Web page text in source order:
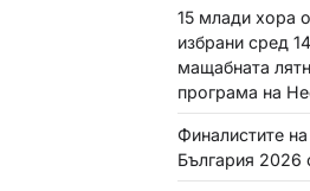
15 млади хора
избрани сред
мащабната
програма на
Финалистите
България 2026